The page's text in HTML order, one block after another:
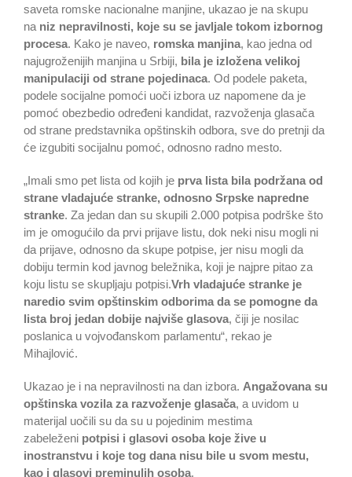
saveta romske nacionalne manjine, ukazao je na skupu
na niz nepravilnosti, koje su se javljale tokom izbornog
procesa. Kako je naveo, romska manjina, kao jedna od
najugroženijih manjina u Srbiji, bila je izložena velikoj
manipulaciji od strane pojedinaca. Od podele paketa,
podele socijalne pomoći uoči izbora uz napomene da je
pomoć obezbedio određeni kandidat, razvoženja glasača
od strane predstavnika opštinskih odbora, sve do pretnji da
će izgubiti socijalnu pomoć, odnosno radno mesto.
„Imali smo pet lista od kojih je prva lista bila podržana od
strane vladajuće stranke, odnosno Srpske napredne
stranke. Za jedan dan su skupili 2.000 potpisa podrške što
im je omogućilo da prvi prijave listu, dok neki nisu mogli ni
da prijave, odnosno da skupe potpise, jer nisu mogli da
dobiju termin kod javnog beležnika, koji je najpre pitao za
koju listu se skupljaju potpisi.Vrh vladajuće stranke je
naredio svim opštinskim odborima da se pomogne da
lista broj jedan dobije najviše glasova, čiji je nosilac
poslanica u vojvođanskom parlamentu“, rekao je
Mihajlović.
Ukazao je i na nepravilnosti na dan izbora. Angažovana su
opštinska vozila za razvoženje glasača, a uvidom u
materijal uočili su da su u pojedinim mestima
zabeleženi potpisi i glasovi osoba koje žive u
inostranstvu i koje tog dana nisu bile u svom mestu,
kao i glasovi preminulih osoba.